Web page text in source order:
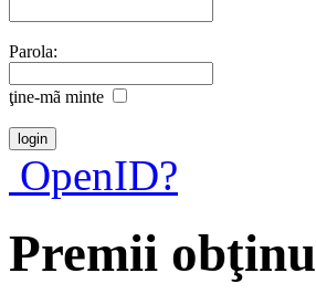
Parola:
ţine-mã minte
OpenID?
Premii